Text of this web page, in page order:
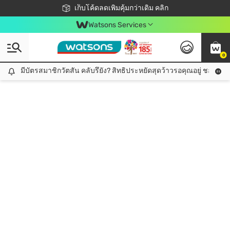
เก็บโค้ดลดเพิ่มคุ้มกว่าเดิม คลิก
ชอปออนไลน์ครั้งแรก ลดเพิ่มจุก ๆ 10%! 🎉
📦ส่งฟรี! เมื่อชอป 499฿
สมาชิกวัตสัน คลับดียังไง?
Watsons Services
0
มีบัตรสมาชิกวัตสัน คลับรึยัง? สิทธิประหยัดสุดว้าวรอคุณอยู่ ชอปคุ้มกว่าเดิม คลิก!
มีบัตรสมาชิกวัตสัน คลับรึยัง? สิทธิประหยัดสุดว้าวรอคุณอยู่ ชอปคุ้มก